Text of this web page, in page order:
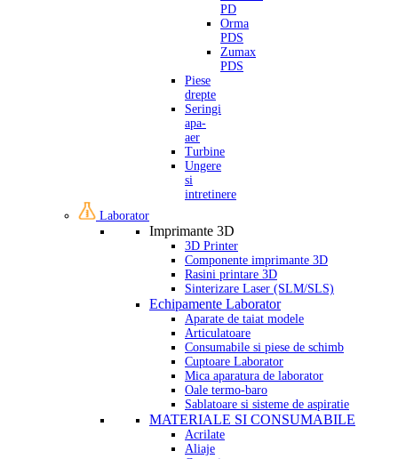
PD
Orma
PDS
Zumax
PDS
Piese
drepte
Seringi
apa-
aer
Turbine
Ungere
si
intretinere
Laborator
Imprimante 3D
3D Printer
Componente imprimante 3D
Rasini printare 3D
Sinterizare Laser (SLM/SLS)
Echipamente Laborator
Aparate de taiat modele
Articulatoare
Consumabile si piese de schimb
Cuptoare Laborator
Mica aparatura de laborator
Oale termo-baro
Sablatoare si sisteme de aspiratie
MATERIALE SI CONSUMABILE
Acrilate
Aliaje